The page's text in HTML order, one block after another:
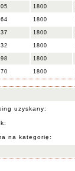
1800
1800
1800
1800
1800
1800
uzyskany:
na kategorię: